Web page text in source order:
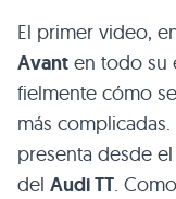
El primer video,
Avant en todo su
fielmente cómo
más
presenta desde
del Audi TT.